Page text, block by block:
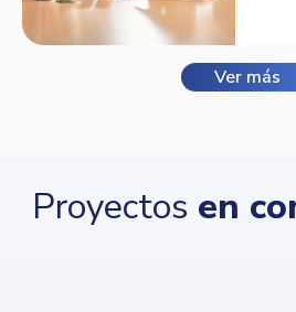
Ver más
Proyectos en